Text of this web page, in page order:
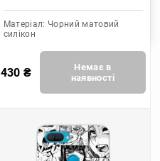
Матеріал: Чорний матовий
силікон
430 ₴
Немає в
наявності